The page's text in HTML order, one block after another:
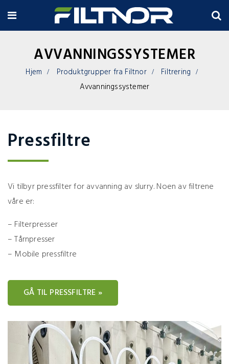
AVVANNINGSSYSTEMER
Hjem Produktgrupper fra Filtnor
Filtrering
Avvanningssystemer
Pressfiltre
Vi tilbyr pressfilter for avvanning av slurry. Noen av filtrene
våre er:
– Filterpresser
– Tårnpresser
– Mobile pressfiltre
GÅ TIL PRESSFILTRE »